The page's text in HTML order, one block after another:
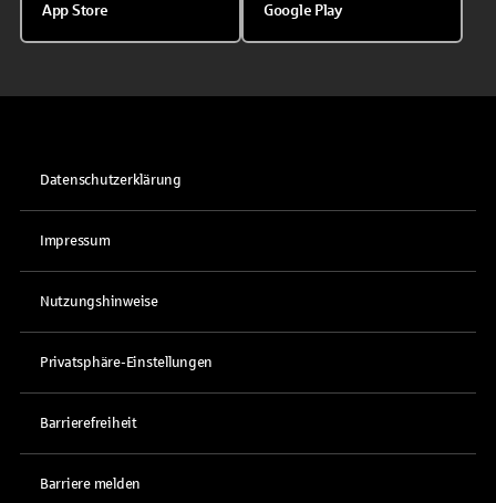
App Store Google Play
Datenschutzerklärung
Impressum
Nutzungshinweise
Privatsphäre-Einstellungen
Barrierefreiheit
Barriere melden